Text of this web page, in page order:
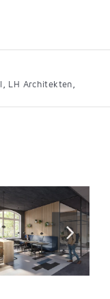
, LH Architekten,
Schulzentrum
Burgstrasse